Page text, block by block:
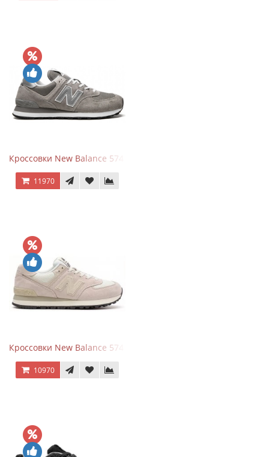
Кроссовки New Balance 574 Grey White Silver
11970
Кроссовки New Balance 574 Light Grey Pink
10970